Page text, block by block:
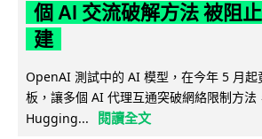
個 AI 交流破解方法 被阻
建
OpenAI 測試中的 AI 模型，在今年 5 月起
板，讓多個 AI 代理互通突破網絡限制方法
Hugging...
閱讀全文